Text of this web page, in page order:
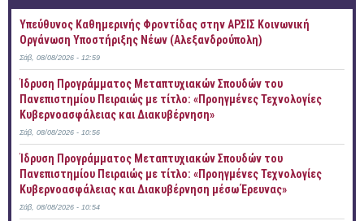
Yπεύθυνος Καθημερινής Φροντίδας στην ΑΡΣΙΣ Κοινωνική
Οργάνωση Υποστήριξης Νέων (Αλεξανδρούπολη)
Σάβ, 08/08/2026 - 12:59
Ίδρυση Προγράμματος Μεταπτυχιακών Σπουδών του
Πανεπιστημίου Πειραιώς με τίτλο: «Προηγμένες Τεχνολογίες
Κυβερνοασφάλειας και Διακυβέρνηση»
Σάβ, 08/08/2026 - 10:56
Ίδρυση Προγράμματος Μεταπτυχιακών Σπουδών του
Πανεπιστημίου Πειραιώς με τίτλο: «Προηγμένες Τεχνολογίες
Κυβερνοασφάλειας και Διακυβέρνηση μέσω Έρευνας»
Σάβ, 08/08/2026 - 10:54